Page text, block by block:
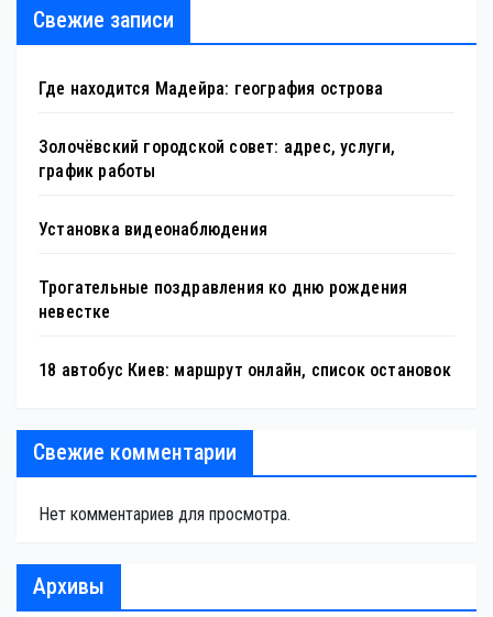
Свежие записи
Где находится Мадейра: география острова
Золочёвский городской совет: адрес, услуги,
график работы
Установка видеонаблюдения
Трогательные поздравления ко дню рождения
невестке
18 автобус Киев: маршрут онлайн, список остановок
Свежие комментарии
Нет комментариев для просмотра.
Архивы